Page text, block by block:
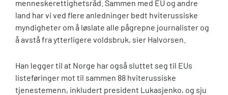
menneskerettighetsråd. Sammen med EU og andre
land har vi ved flere anledninger bedt hviterussiske
myndigheter om å løslate alle pågrepne journalister og
å avstå fra ytterligere voldsbruk, sier Halvorsen.
Han legger til at Norge har også sluttet seg til EUs
listeføringer mot til sammen 88 hviterussiske
tjenestemenn, inkludert president Lukasjenko, og sju